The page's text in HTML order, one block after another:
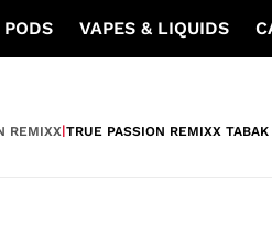
VAPES & LIQUIDS
REMIXX TRUE PASSION REMIXX TABAK